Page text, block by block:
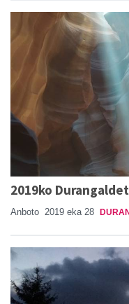
2019ko
Anboto 2019 eka 28